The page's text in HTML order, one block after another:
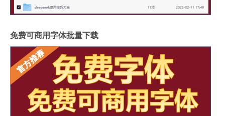
免费可商用字体批量下载